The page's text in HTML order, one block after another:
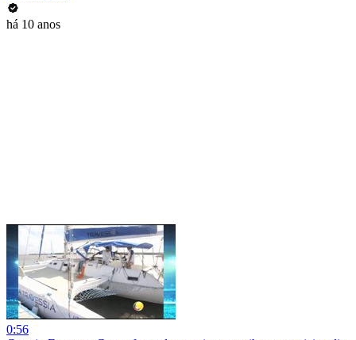
há 10 anos
0:56